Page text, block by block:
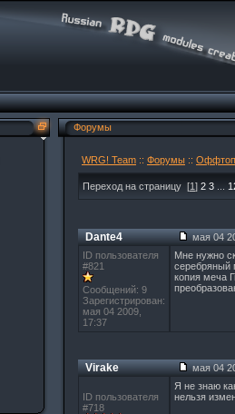
Форумы
WRG! Team :: Форумы :: Оффтоп
Переход на страницу [1] 2 3
Dante4
мая 04
ID пользователя
#821
Сообщений: 9
Зарегистрирован:
мая 04 2009,
17:37
Мне нужно
серебряный
копия меча
Virake мая 04
ID пользователя
#718
Я не знаю
нельзя